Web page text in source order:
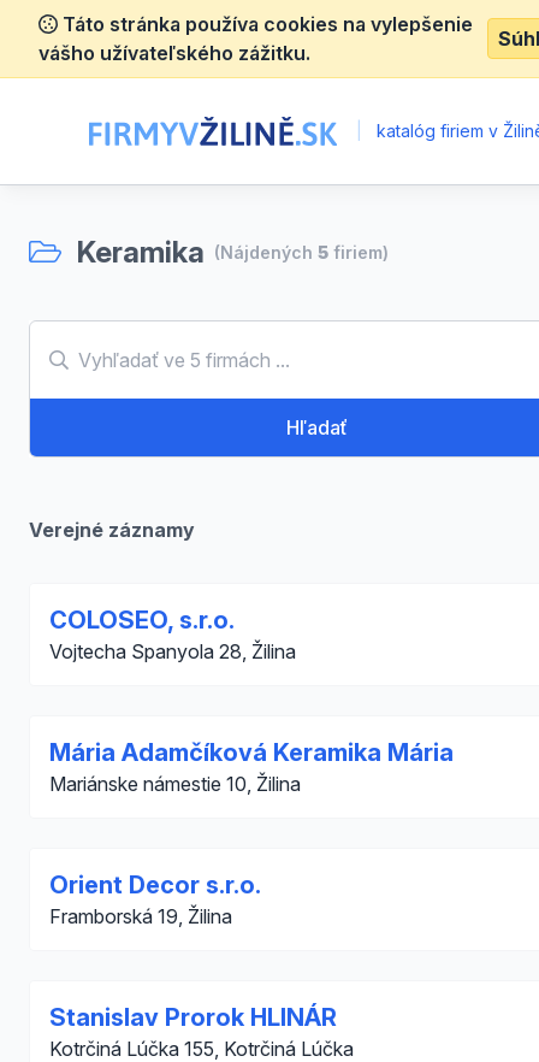
Táto stránka používa cookies na vylepšenie
vášho užívateľského zážitku.
katalóg firiem v
Keramika (Nájdených 5 firiem)
Hľadať
Verejné záznamy
COLOSEO, s.r.o.
Vojtecha Spanyola 28, Žilina
Mária Adamčíková Keramika Mária
Mariánske námestie 10, Žilina
Orient Decor s.r.o.
Framborská 19, Žilina
Stanislav Prorok HLINÁR
Kotrčiná Lúčka 155, Kotrčiná Lúčka